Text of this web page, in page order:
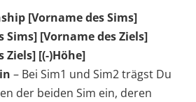
[Vorname des Sims]
Sims] [Vorname des Ziels]
Ziels] [(-)Höhe]
– Bei Sim1 und Sim2 trägst Du
der beiden Sim ein, deren